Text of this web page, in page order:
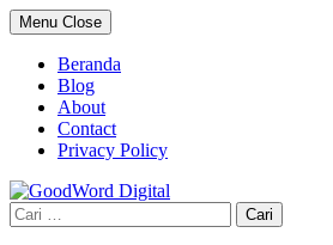
Skip
to
content
Menu Close
Beranda
Blog
About
Contact
Privacy Policy
Cari
untuk: